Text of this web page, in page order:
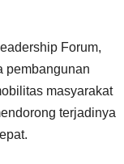
Forum,
pembangunan
masyarakat
terjadinya